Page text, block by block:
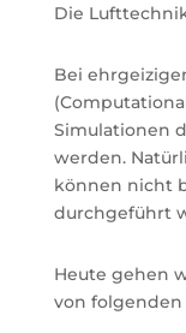
Die
Bei
Simulationen
werden.
können nicht
durchgeführt
Heute gehen
von folgenden